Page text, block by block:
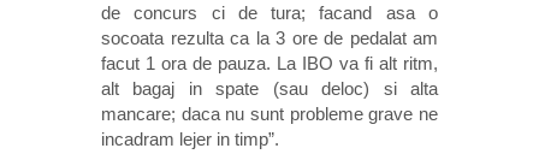
de concurs ci de tura; facand asa o
socoata rezulta ca la 3 ore de pedalat am
facut 1 ora de pauza. La IBO va fi alt ritm,
alt bagaj in spate (sau deloc) si alta
mancare; daca nu sunt probleme grave ne
incadram lejer in timp”.